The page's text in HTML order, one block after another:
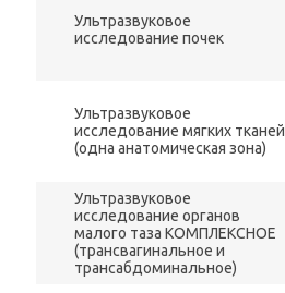
Ультразвуковое
исследование почек
Ультразвуковое
исследование мягких тканей
(одна анатомическая зона)
Ультразвуковое
исследование органов
малого таза КОМПЛЕКСНОЕ
(трансвагинальное и
трансабдоминальное)